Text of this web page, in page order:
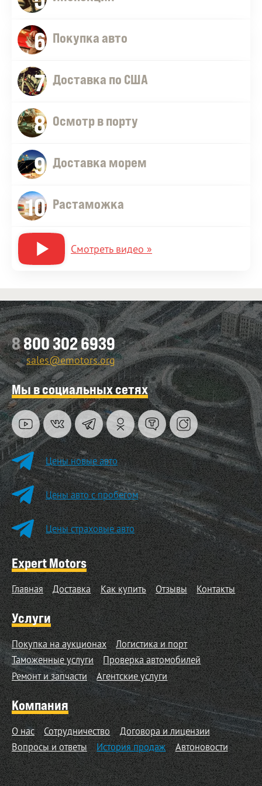
6 Покупка авто
7 Доставка по США
8 Осмотр в порту
9 Доставка морем
10 Растаможка
Смотреть видео »
8800 302 6939
sales@emotors.org
Мы в социальных сетях
Цены новые авто
Цены авто с пробегом
Цены страховые авто
Expert Motors
Главная Доставка Как купить Отзывы Контакты
Услуги
Покупка на аукционах
Логистика и порт
Таможенные услуги
Проверка автомобилей
Ремонт и запчасти
Агентские услуги
Компания
О нас Сотрудничество
Договора и лицензии
Вопросы и ответы
История продаж Автоновости